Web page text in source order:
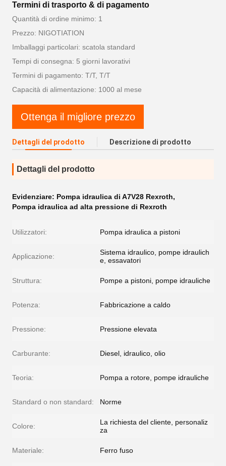
Termini di trasporto & di pagamento
Quantità di ordine minimo: 1
Prezzo: NIGOTIATION
Imballaggi particolari: scatola standard
Tempi di consegna: 5 giorni lavorativi
Termini di pagamento: T/T, T/T
Capacità di alimentazione: 1000 al mese
Ottenga il migliore prezzo
Dettagli del prodotto Descrizione di prodotto
Dettagli del prodotto
Evidenziare: Pompa idraulica di A7V28 Rexroth,
Pompa idraulica ad alta pressione di Rexroth
Utilizzatori: Pompa idraulica a pistoni
Applicazione:
Sistema idraulico, pompe idraulich
e, essavatori
Struttura: Pompe a pistoni, pompe idrauliche
Potenza: Fabbricazione a caldo
Pressione: Pressione elevata
Carburante: Diesel, idraulico, olio
Teoria: Pompa a rotore, pompe idrauliche
Standard o non standard: Norme
Colore:
La richiesta del cliente, personaliz
za
Materiale: Ferro fuso